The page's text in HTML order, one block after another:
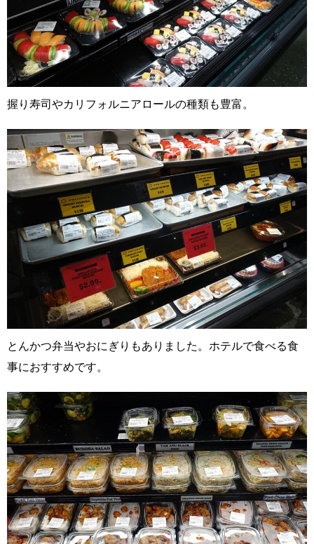
握り寿司やカリフォルニアロールの種類も豊富。
とんかつ弁当やおにぎりもありました。ホテルで食べる食
事におすすめです。